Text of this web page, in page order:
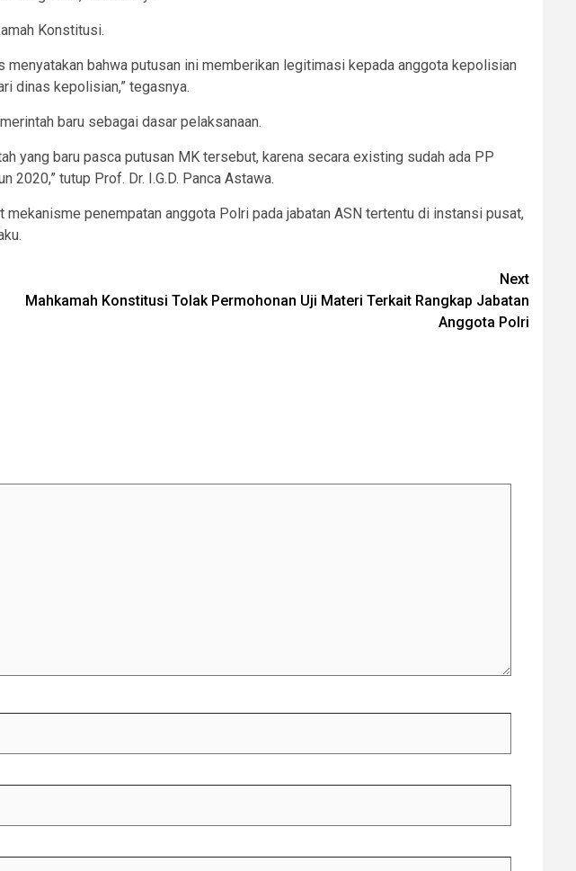
Konstitusi.
bahwa putusan ini memberikan legitimasi kepada anggota kepolisian
dinas kepolisian,” tegasnya.
baru sebagai dasar pelaksanaan.
yang baru pasca putusan MK tersebut, karena secara existing sudah ada PP
2020,” tutup Prof. Dr. I.G.D. Panca Astawa.
penempatan anggota Polri pada jabatan ASN tertentu di instansi pusat,
Next
Mahkamah Konstitusi Tolak Permohonan Uji Materi Terkait Rangkap Jabatan
Anggota Polri